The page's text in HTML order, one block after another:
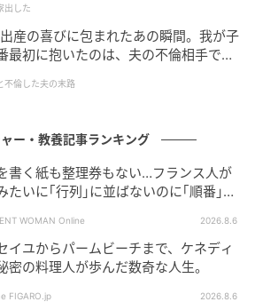
センシュアリティを添え、控えめ
いに仕上がっていた。
出した
の喜びに包まれたあの瞬間。我が子
最初に抱いたのは、夫の不倫相手でし
不倫した夫の末路
ー・教養記事ランキング
書く紙も整理券もない…フランス人が
たいに｢行列｣に並ばないのに｢順番｣を
WOMAN Online 2026.8.6
イユからパームビーチまで、ケネディ
密の料理人が歩んだ数奇な人生。
FIGARO.jp 2026.8.6